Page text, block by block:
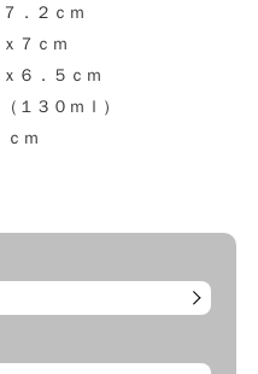
．２ｃｍ
７ｃｍ
６．５ｃｍ
１３０ｍｌ）
ｃｍ